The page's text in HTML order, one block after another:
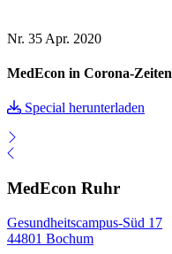
Nr. 35 Apr. 2020
MedEcon in Corona-Zeiten
Special herunterladen
MedEcon Ruhr
Gesundheitscampus-Süd 17
44801 Bochum